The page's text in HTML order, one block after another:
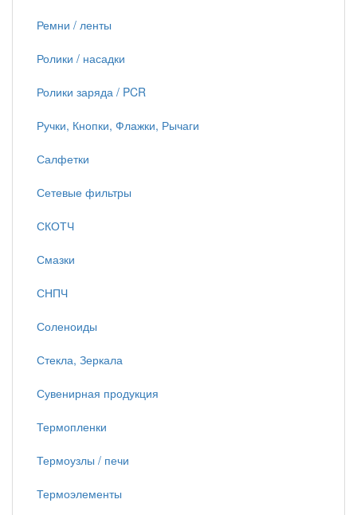
Ремни / ленты
Ролики / насадки
Ролики заряда / PCR
Ручки, Кнопки, Флажки, Рычаги
Салфетки
Сетевые фильтры
СКОТЧ
Смазки
СНПЧ
Соленоиды
Стекла, Зеркала
Сувенирная продукция
Термопленки
Термоузлы / печи
Термоэлементы